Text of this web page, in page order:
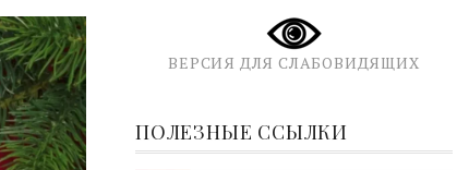
ВЕРСИЯ ДЛЯ СЛАБОВИДЯЩИХ
ПОЛЕЗНЫЕ ССЫЛКИ